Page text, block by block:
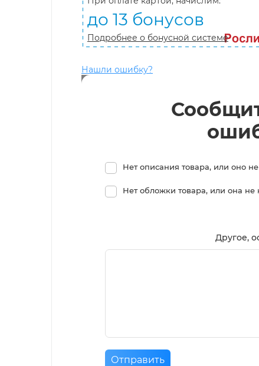
до 13 бонусов
Подробнее о бонусной системе
Нашли ошибку?
Нет описания товара, или оно
Нет обложки товара, или она не
Другое,
Отправить